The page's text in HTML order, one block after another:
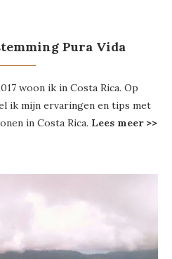
Pura Vida
woon ik in Costa Rica. Op
ik mijn ervaringen en tips met
in Costa Rica. Lees meer >>